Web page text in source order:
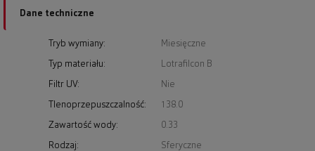
Dane techniczne
Tryb wymiany: Miesięczne
Typ materiału: Lotrafilcon B
Filtr UV: Nie
Tlenoprzepuszczalność: 138.0
Zawartość wody: 0.33
Rodzaj: Sferyczne